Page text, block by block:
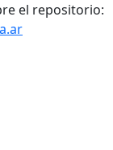
el repositorio: